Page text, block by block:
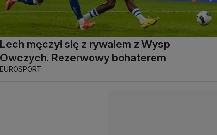
Lech męczył się z rywalem z Wysp
Owczych. Rezerwowy bohaterem
EUROSPORT